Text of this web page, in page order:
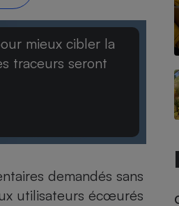
mieux cibler la
traceurs seront
demandés sans
utilisateurs écœurés